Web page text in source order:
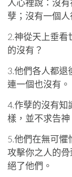
人心裡說：沒
孽；沒有一個人
2.神從天上垂看
的沒有？
3.他們各人都退
連一個也沒有。
4.作孽的沒有知
樣，並不求告神
5.他們在無可懼
攻擊你之人的
絕了他們。